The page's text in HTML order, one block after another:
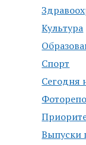
Культура
Спорт
Сегодня
Выпуски